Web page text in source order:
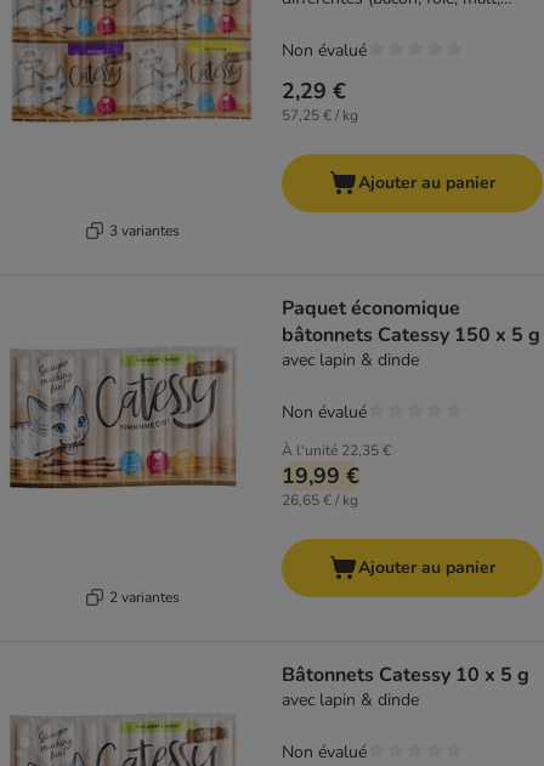
3 variantes
2,29 €
57,25 € / kg
Non évalué
Ajouter au panier
2 variantes
Paquet économique
bâtonnets Catessy 150 x 5 g
avec lapin & dinde
À l'unité 22,35 €
19,99 €
26,65 € / kg
Non évalué
Ajouter au panier
Bâtonnets Catessy 10 x 5 g
avec lapin & dinde
Non évalué